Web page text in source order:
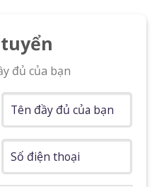
đủ của bạn